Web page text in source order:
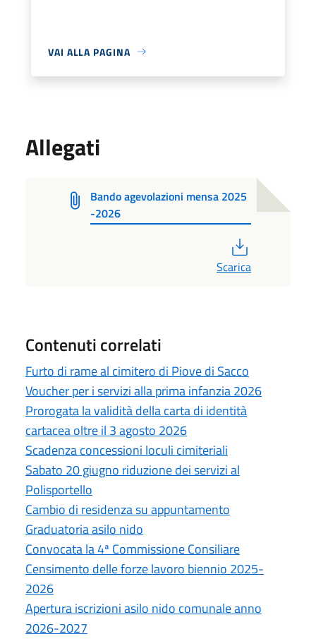
VAI ALLA PAGINA
Allegati
Bando agevolazioni mensa 2025
-2026
Scarica
Contenuti correlati
Furto di rame al cimitero di Piove di Sacco
Voucher per i servizi alla prima infanzia 2026
Prorogata la validità della carta di identità
cartacea oltre il 3 agosto 2026
Scadenza concessioni loculi cimiteriali
Sabato 20 giugno riduzione dei servizi al
Polisportello
Cambio di residenza su appuntamento
Graduatoria asilo nido
Convocata la 4ª Commissione Consiliare
Censimento delle forze lavoro biennio 2025-
2026
Apertura iscrizioni asilo nido comunale anno
2026-2027